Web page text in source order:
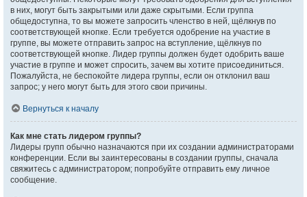
в них, могут быть закрытыми или даже скрытыми. Если группа
общедоступна, то вы можете запросить членство в ней, щёлкнув по
соответствующей кнопке. Если требуется одобрение на участие в
группе, вы можете отправить запрос на вступление, щёлкнув по
соответствующей кнопке. Лидер группы должен будет одобрить ваше
участие в группе и может спросить, зачем вы хотите присоединиться.
Пожалуйста, не беспокойте лидера группы, если он отклонил ваш
запрос; у него могут быть для этого свои причины.
Вернуться к началу
Как мне стать лидером группы?
Лидеры групп обычно назначаются при их создании администраторами
конференции. Если вы заинтересованы в создании группы, сначала
свяжитесь с администратором; попробуйте отправить ему личное
сообщение.